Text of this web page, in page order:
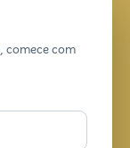
, comece com